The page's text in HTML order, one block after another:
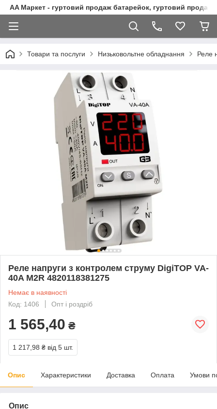
AA Маркет - гуртовий продаж батарейок, гуртовий продаж
Товари та послуги Низьковольтне обладнання Реле
Реле напруги з контролем струму DigiTOP VA-
40A M2R 4820118381275
Немає в наявності
Код: 1406
Опт і роздріб
1 565,40 ₴
1 217,98 ₴ від 5 шт.
Опис Характеристики Доставка Оплата Умови
Опис